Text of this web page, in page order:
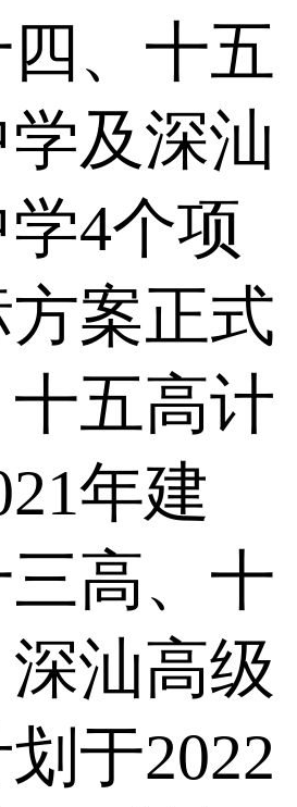
、十五
及深汕
4个项
方案正式
五高计
年建
高、十
深汕高级
于2022